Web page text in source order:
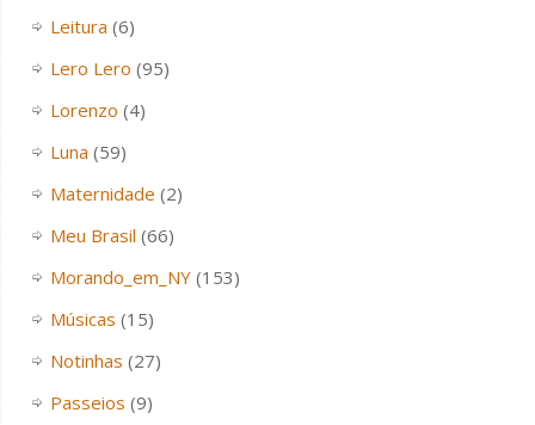
Leitura (6)
Lero Lero (95)
Lorenzo (4)
Luna (59)
Maternidade (2)
Meu Brasil (66)
Morando_em_NY(153)
Músicas (15)
Notinhas (27)
Passeios (9)